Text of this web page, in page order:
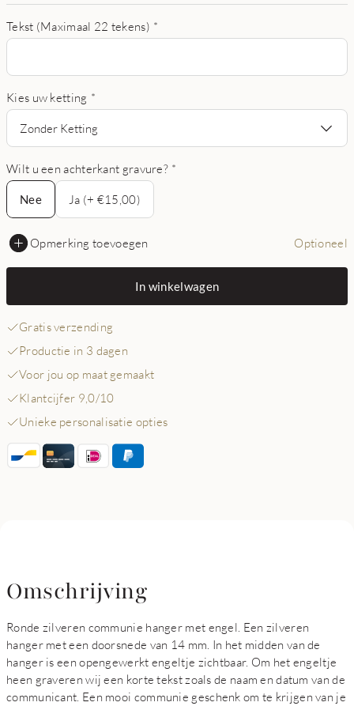
Tekst (Maximaal 22 tekens) *
Kies uw ketting *
Zonder Ketting
Wilt u een achterkant gravure? *
Nee
Nee
Ja (+ €15,00)
Opmerking toevoegen Optioneel
In winkelwagen
Gratis verzending
Productie in 3 dagen
Voor jou op maat gemaakt
Klantcijfer 9,0/10
Unieke personalisatie opties
Omschrijving
Ronde zilveren communie hanger met engel. Een zilveren
hanger met een doorsnede van 14 mm. In het midden van de
hanger is een opengewerkt engeltje zichtbaar. Om het engeltje
heen graveren wij een korte tekst zoals de naam en datum van de
communicant. Een mooi communie geschenk om te krijgen van je